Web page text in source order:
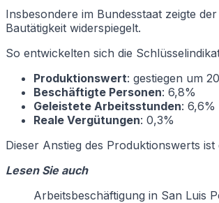
Insbesondere im Bundesstaat zeigte der
Bautätigkeit widerspiegelt.
So entwickelten sich die
Produktionswert: gestiegen um
Beschäftigte Personen: 6,8%
Geleistete Arbeitsstunden: 6,6%
Reale Vergütungen: 0,3%
Dieser Anstieg des Produktionswerts
Lesen Sie auch
Arbeitsbeschäftigung in San Luis